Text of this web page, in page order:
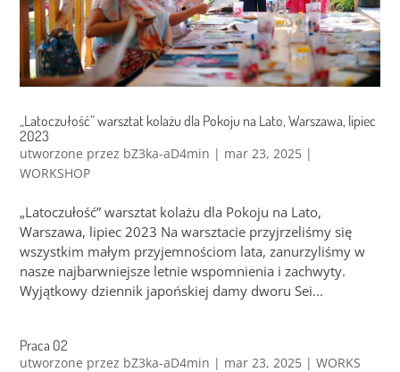
„Latoczułość” warsztat kolażu dla Pokoju na Lato, Warszawa, lipiec
2023
utworzone przez bZ3ka-aD4min | mar 23, 2025 |
WORKSHOP
„Latoczułość” warsztat kolażu dla Pokoju na Lato,
Warszawa, lipiec 2023 Na warsztacie przyjrzeliśmy się
wszystkim małym przyjemnościom lata, zanurzyliśmy w
nasze najbarwniejsze letnie wspomnienia i zachwyty.
Wyjątkowy dziennik japońskiej damy dworu Sei...
Praca 02
utworzone przez bZ3ka-aD4min | mar 23, 2025 |WORKS